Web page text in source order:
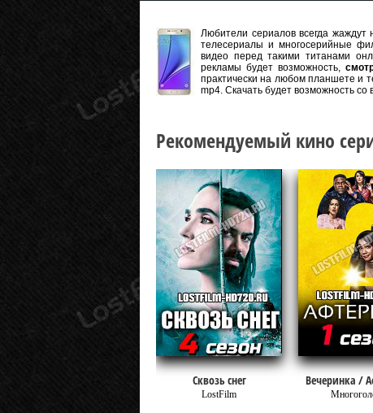
Любители сериалов всегда
телесериалы и многосерийные
видео перед такими титанами
рекламы будет возможность,
практически на любом планшете и
mp4. Скачать будет возможность
Рекомендуемый кино
Сквозь снег
LostFilm
Вечеринка /